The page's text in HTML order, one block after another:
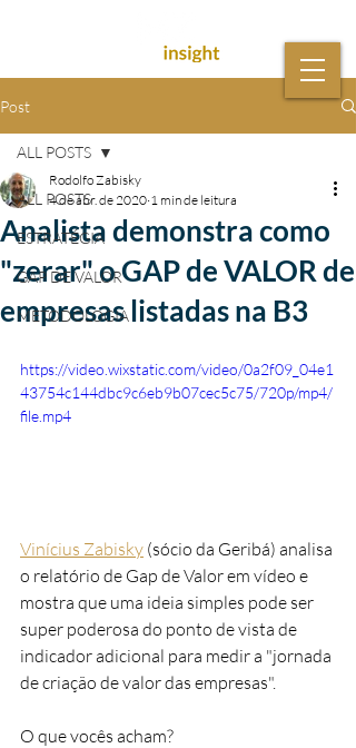
Post
ALL POSTS
ESTRATÉGIA
GAP DE VALOR
METODOLOGIA
ALL POSTS
Analista demonstra como
"zerar" o GAP de VALOR de
empresas listadas na B3
Rodolfo Zabisky
4 de abr. de 2020 1 min de leitura
https://video.wixstatic.com/video/0a2f09_04e1
43754c144dbc9c6eb9b07cec5c75/720p/mp4/
file.mp4
Vinícius Zabisky (sócio da Geribá) analisa
o relatório de Gap de Valor em vídeo e
mostra que uma ideia simples pode ser
super poderosa do ponto de vista de
indicador adicional para medir a "jornada
de criação de valor das empresas".
O que vocês acham?